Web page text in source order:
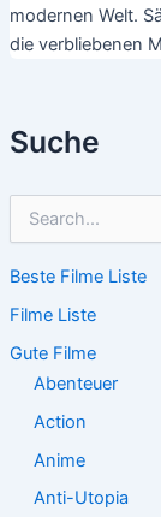
Suche
h
n
n
Beste Filme Liste
Filme Liste
Gute Filme
Abenteuer
Action
Anime
Anti-Utopia
modernen Welt.
die verbliebenen